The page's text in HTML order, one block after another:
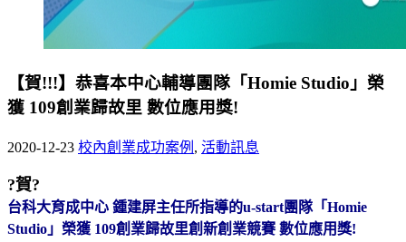
【賀!!!】恭喜本中心輔導團隊「Homie Studio」榮
獲 109創業歸故里 數位應用獎!
2020-12-23 校內創業成功案例 , 活動訊息
?賀?
台科大育成中心 鍾建屏主任所指導的u-start團隊「Homie
Studio」榮獲 109創業歸故里創新創業競賽 數位應用獎!